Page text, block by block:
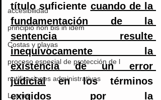
accesibilidad
principio non bis in idem
Costas y playas
proceso especial de protección de l
notificaciones administrativas
Lexnet
título suficiente cuando de la
fundamentación de la
sentencia resulte
inequívocamente la
existencia de un error
judicial en los términos
exigidos por la